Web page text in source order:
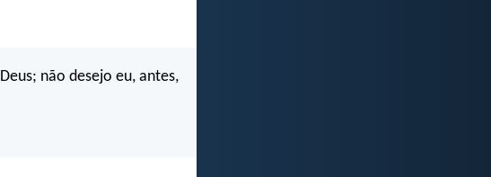
Deus; não desejo eu, antes,